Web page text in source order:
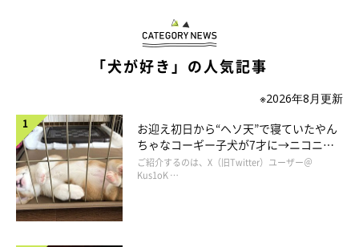
「犬が好き」の人気記事
※2026年8月更新
お迎え初日から“ヘソ天”で寝ていたやん
ちゃなコーギー子犬が7才に→ニコニ
コ“コーギースマイル”が魅力のコに成
長！
ご紹介するのは、X（旧Twitter）ユーザー＠
Kus1oK …